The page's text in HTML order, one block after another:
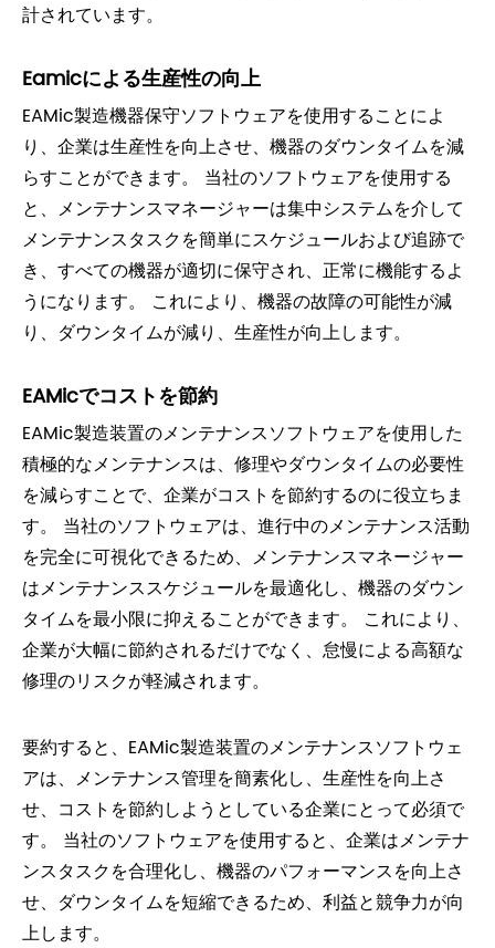
計されています。
Eamicによる生産性の向上
EAMic製造機器保守ソフトウェアを使用することによ
り、企業は生産性を向上させ、機器のダウンタイムを減
らすことができます。 当社のソフトウェアを使用する
と、メンテナンスマネージャーは集中システムを介して
メンテナンスタスクを簡単にスケジュールおよび追跡で
き、すべての機器が適切に保守され、正常に機能するよ
うになります。 これにより、機器の故障の可能性が減
り、ダウンタイムが減り、生産性が向上します。
EAMicでコストを節約
EAMic製造装置のメンテナンスソフトウェアを使用した
積極的なメンテナンスは、修理やダウンタイムの必要性
を減らすことで、企業がコストを節約するのに役立ちま
す。 当社のソフトウェアは、進行中のメンテナンス活動
を完全に可視化できるため、メンテナンスマネージャー
はメンテナンススケジュールを最適化し、機器のダウン
タイムを最小限に抑えることができます。 これにより、
企業が大幅に節約されるだけでなく、怠慢による高額な
修理のリスクが軽減されます。
要約すると、EAMic製造装置のメンテナンスソフトウェ
アは、メンテナンス管理を簡素化し、生産性を向上さ
せ、コストを節約しようとしている企業にとって必須で
す。 当社のソフトウェアを使用すると、企業はメンテナ
ンスタスクを合理化し、機器のパフォーマンスを向上さ
せ、ダウンタイムを短縮できるため、利益と競争力が向
上します。